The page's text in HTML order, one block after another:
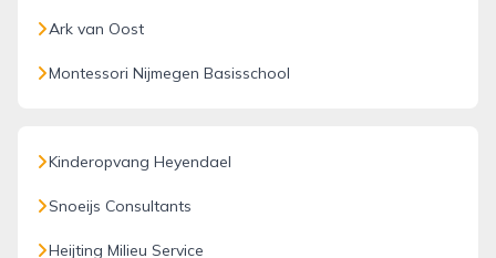
Ark van Oost
Montessori Nijmegen Basisschool
Kinderopvang Heyendael
Snoeijs Consultants
Heijting Milieu Service